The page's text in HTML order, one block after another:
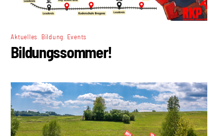
Aktuelles Bildung Events
Bildungssommer!